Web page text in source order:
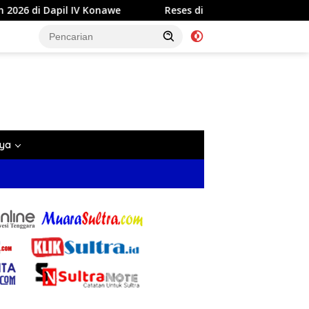
Reses di Labela, Anggota DPRD Sultra Dr Ardin